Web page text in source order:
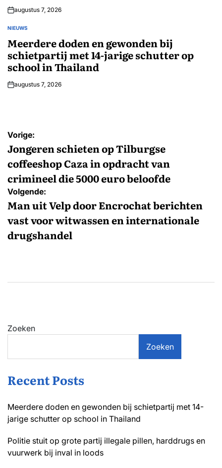
augustus 7, 2026
GEPLAATST
NIEUWS
Meerdere doden en gewonden bij
schietpartij met 14-jarige schutter op
school in Thailand
augustus 7, 2026
Bericht
navigatie
Vorige:
Jongeren schieten op Tilburgse
coffeeshop Caza in opdracht van
crimineel die 5000 euro beloofde
Volgende:
Man uit Velp door Encrochat berichten
vast voor witwassen en internationale
drugshandel
Zoeken
Zoeken
Recent Posts
Meerdere doden en gewonden bij schietpartij met 14-
jarige schutter op school in Thailand
Politie stuit op grote partij illegale pillen, harddrugs en
vuurwerk bij inval in loods